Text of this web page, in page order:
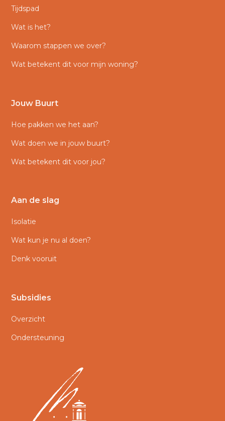
Tijdspad
Wat is het?
Waarom stappen we over?
Wat betekent dit voor mijn woning?
Jouw Buurt
Hoe pakken we het aan?
Wat doen we in jouw buurt?
Wat betekent dit voor jou?
Aan de slag
Isolatie
Wat kun je nu al doen?
Denk vooruit
Subsidies
Overzicht
Ondersteuning